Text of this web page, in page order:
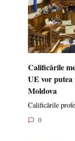
Calificările
UE vor putea
Moldova
Calificările
0